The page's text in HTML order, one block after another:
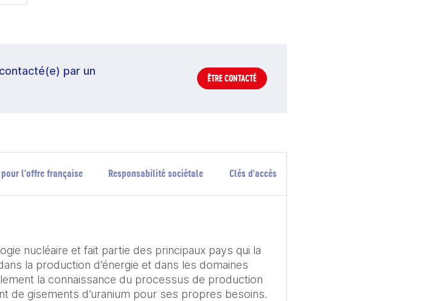
par un
ÊTRE CONTACTÉ
l'offre française Responsabilité sociétale Clés d'accès
nucléaire et fait partie des principaux pays qui la
la production d’énergie et dans les domaines
la connaissance du processus de production
de gisements d’uranium pour ses propres besoins.